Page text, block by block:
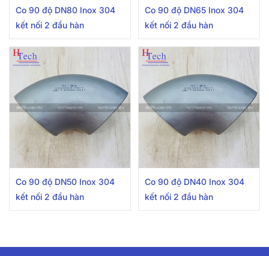
Co 90 độ DN80 Inox 304
kết nối 2 đầu hàn
Co 90 độ DN65 Inox 304
kết nối 2 đầu hàn
Co 90 độ DN50 Inox 304
kết nối 2 đầu hàn
Co 90 độ DN40 Inox 304
kết nối 2 đầu hàn